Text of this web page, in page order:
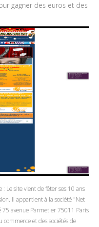
gagner des euros et des
: Le site vient de fêter ses 10 ans
Il appartient à la socièté "Net
75 avenue Parmetier 75011 Paris
et des sociétés de